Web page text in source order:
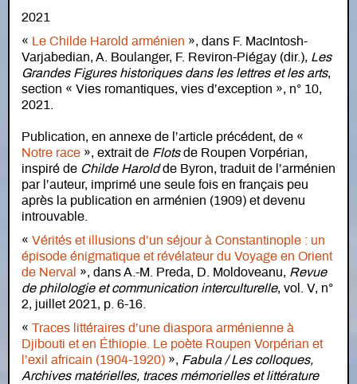
2021
«
Le Childe Harold arménien », dans F. MacIntosh-
Varjabedian, A. Boulanger, F. Reviron-Piégay (dir.), Les
Grandes Figures historiques dans les lettres et les arts,
section « Vies romantiques, vies d’exception », n° 10,
2021.
Publication, en annexe de l’article précédent, de «
Notre race », extrait de Flotsde Roupen Vorpérian,
inspiré de Childe Haroldde Byron, traduit de l’arménien
par l’auteur, imprimé une seule fois en français peu
après la publication en arménien (1909) et devenu
introuvable.
« Vérités et illusions d’un séjour à Constantinople : un
épisode énigmatique et révélateur du Voyage en Orient
de Nerval
», dans A.-M. Preda, D. Moldoveanu, Revue
de philologie et communication interculturelle, vol. V, n°
2, juillet 2021, p. 6-16.
« Traces littéraires d’une diaspora arménienne à
Djibouti et en Éthiopie. Le poète Roupen Vorpérian et
l’exil africain (1904-1920) », Fabula / Les colloques,
Archives matérielles, traces mémorielles et littérature